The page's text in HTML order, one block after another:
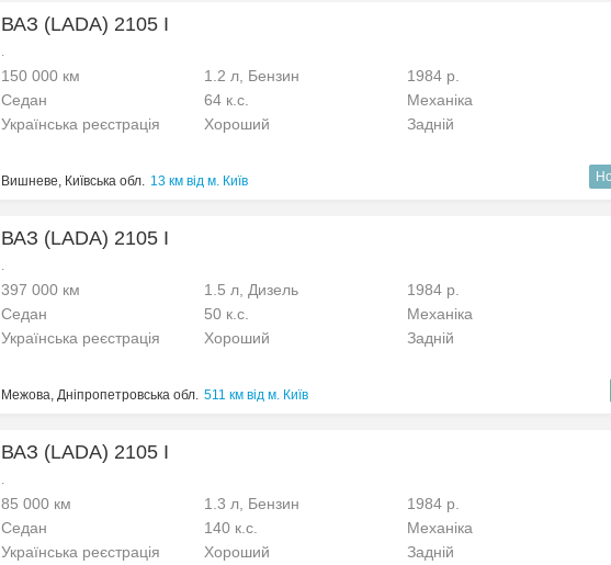
ВАЗ (LADA) 2105 I
.
150 000 км 1.2 л, Бензин
1984 р.
Седан
64 к.с.
Механіка
Українська реєстрація
Хороший Задній
Вишневе, Київська обл. 13 км від м. Київ
ВАЗ (LADA) 2105 I
.
397 000 км 1.5 л, Дизель
1984 р.
Седан
50 к.с.
Механіка
Українська реєстрація
Хороший Задній
Межова, Дніпропетровська обл. 511 км від м. Київ
ВАЗ (LADA) 2105 I
.
85 000 км 1.3 л, Бензин
1984 р.
Седан
140 к.с.
Механіка
Українська реєстрація
Хороший Задній